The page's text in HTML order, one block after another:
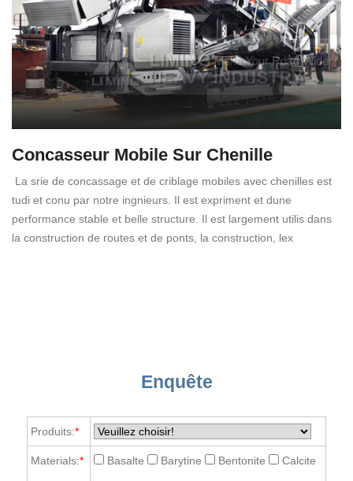
Concasseur Mobile Sur Chenille
La srie de concassage et de criblage mobiles avec chenilles est
tudi et conu par notre ingnieurs. Il est expriment et dune
performance stable et belle structure. Il est largement utilis dans
la construction de routes et de ponts, la construction, lex
Enquête
Produits:*
Materials:* Basalte Barytine Bentonite Calcite